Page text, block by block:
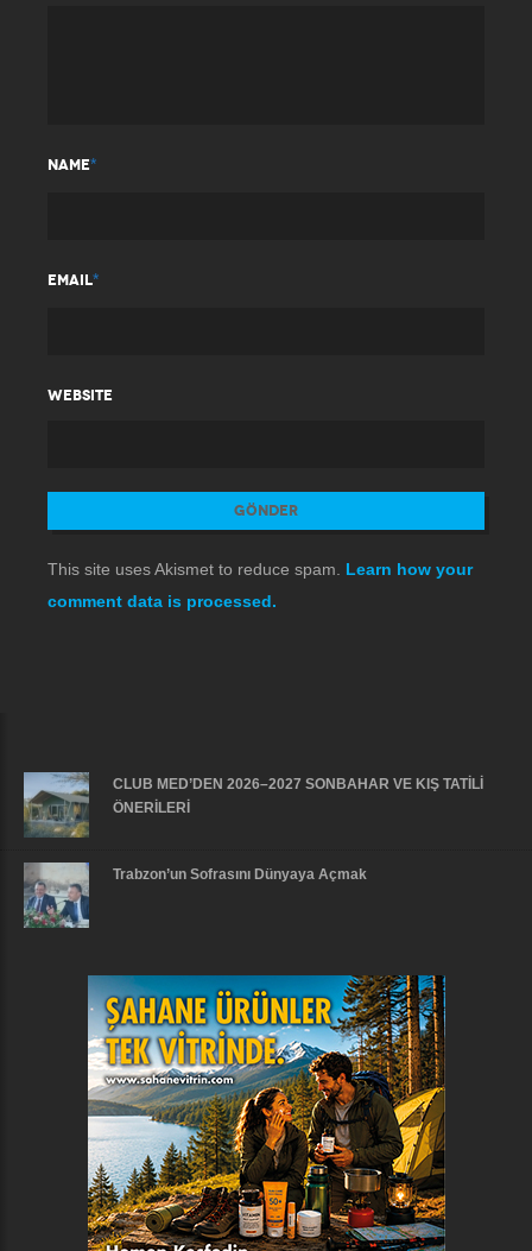
NAME*
EMAIL*
WEBSITE
This site uses Akismet to reduce spam. Learn how your
comment data is processed.
CLUB MED’DEN 2026–2027 SONBAHAR VE KIŞ TATİLİ
ÖNERİLERİ
Trabzon’un Sofrasını Dünyaya Açmak